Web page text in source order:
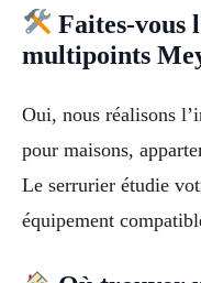
Faites-vous
multipoints
Oui, nous réalisons
pour maisons,
Le serrurier étudie
équipement